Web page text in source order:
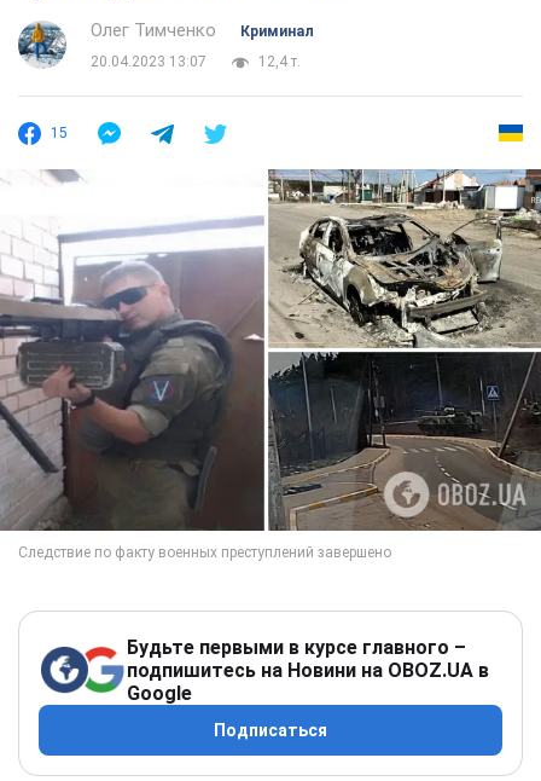
Олег Тимченко
Криминал
20.04.2023 13:07
12,4 т.
15
Будьте первыми в курсе главного –
подпишитесь на Новини на OBOZ.UA в
Google
Подписаться